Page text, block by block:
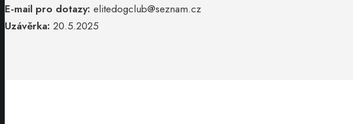
E-mail pro dotazy: elitedogclub@seznam.cz
Uzávěrka: 20.5.2025